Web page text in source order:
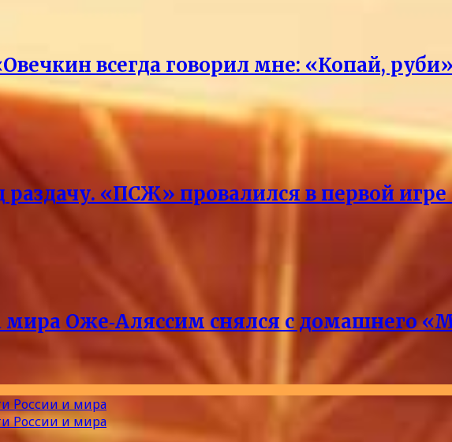
всегда говорил мне: «Копай,
«ПСЖ» провалился в первой игре
мира Оже‑Аляссим снялся с домашнего